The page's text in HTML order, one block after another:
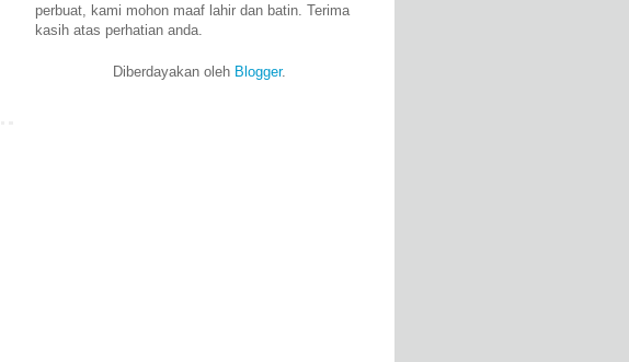
perbuat, kami mohon maaf lahir dan batin. Terima
kasih atas perhatian anda.
Diberdayakan oleh Blogger.